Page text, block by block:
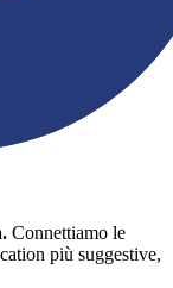
Connettiamo le
più suggestive,